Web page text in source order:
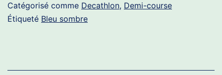
Catégorisé comme Decathlon, Demi-course
Étiqueté Bleu sombre